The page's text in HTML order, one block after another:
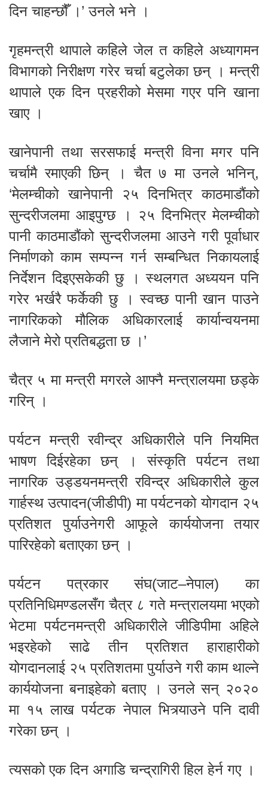
दिन चाहन्छौँ ।’ उनले भने ।
गृहमन्त्री थापाले कहिले जेल त कहिले अध्यागमन
विभागको निरीक्षण गरेर चर्चा बटुलेका छन् । मन्त्री
थापाले एक दिन प्रहरीको मेसमा गएर पनि खाना
खाए ।
खानेपानी तथा सरसफाई मन्त्री विना मगर पनि
चर्चामै रमाएकी छिन् । चैत ७ मा उनले भनिन्,
‘मेलम्चीको खानेपानी २५ दिनभित्र काठमाडौंको
सुन्दरीजलमा आइपुग्छ । २५ दिनभित्र मेलम्चीको
पानी काठमाडौंको सुन्दरीजलमा आउने गरी पूर्वाधार
निर्माणको काम सम्पन्न गर्न सम्बन्धित निकायलाई
निर्देशन दिइएसकेकी छु । स्थलगत अध्ययन पनि
गरेर भर्खरै फर्केकी छु । स्वच्छ पानी खान पाउने
नागरिकको मौलिक अधिकारलाई कार्यान्वयनमा
लैजाने मेरो प्रतिबद्धता छ ।’
चैत्र ५ मा मन्त्री मगरले आफ्नै मन्त्रालयमा छड्के
गरिन् ।
पर्यटन मन्त्री रवीन्द्र अधिकारीले पनि नियमित
भाषण दिईरहेका छन् । संस्कृति पर्यटन तथा
नागरिक उड्डयनमन्त्री रविन्द्र अधिकारीले कुल
गार्हस्थ उत्पादन(जीडीपी) मा पर्यटनको योगदान २५
प्रतिशत पुर्याउनेगरी आफूले कार्ययोजना तयार
पारिरहेको बताएका छन् ।
पर्यटन पत्रकार संघ(जाट–नेपाल) का
प्रतिनिधिमण्डलसँग चैत्र ८ गते मन्त्रालयमा भएको
भेटमा पर्यटनमन्त्री अधिकारीले जीडिपीमा अहिले
भइरहेको साढे तीन प्रतिशत हाराहारीको
योगदानलाई २५ प्रतिशतमा पुर्याउने गरी काम थाल्ने
कार्ययोजना बनाइहेको बताए । उनले सन् २०२०
मा १५ लाख पर्यटक नेपाल भित्र्याउने पनि दावी
गरेका छन् ।
त्यसको एक दिन अगाडि चन्द्रागिरी हिल हेर्न गए ।